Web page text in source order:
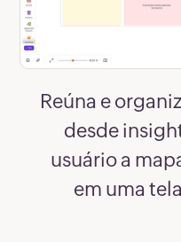
Reúna e
desde
usuário a
em uma